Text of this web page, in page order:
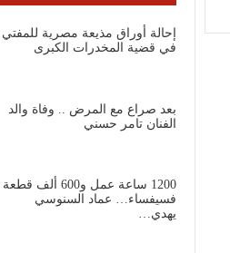
إحالة أوراق مذيعة مصرية للمفتي
في قضية المخدرات الكبرى
بعد صراع مع المرض .. وفاة والد
الفنان تامر حسني
1200 ساعة عمل و600 ألف قطعة
فسيفساء… عماد السنوسي
يهدي…